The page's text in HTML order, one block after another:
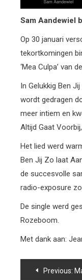
Sam Aandewiel
Op 30 januari
tekortkomingen
‘Mea Culpa’ van
In Gelukkig Ben
wordt gedragen
meer intiem en
Altijd Gaat
Het lied werd
Ben Jij Zo laat
de succesvolle
radio-exposure
De single werd
Rozeboom.
Met dank aan:
Bericht
Previous: